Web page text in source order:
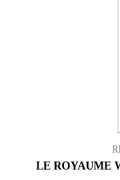
LE ROYAUME